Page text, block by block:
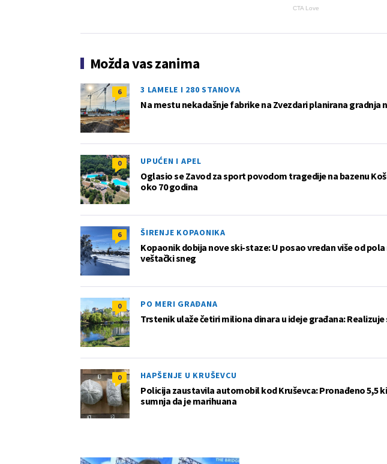
CTA Love
Možda vas zanima
6 3 LAMELE I 280 STANOVA
Na mestu nekadašnje fabrike na Zvezdari planirana gradnja
0 UPUĆEN I APEL
Oglasio se Zavod za sport povodom tragedije na bazenu
oko 70 godina
6 ŠIRENJE KOPAONIKA
Kopaonik dobija nove ski-staze: U posao vredan više od
veštački sneg
0 PO MERI GRAĐANA
Trstenik ulaže četiri miliona dinara u ideje građana:
0 HAPŠENJE U KRUŠEVCU
Policija zaustavila automobil kod Kruševca: Pronađeno 5,5
sumnja da je marihuana